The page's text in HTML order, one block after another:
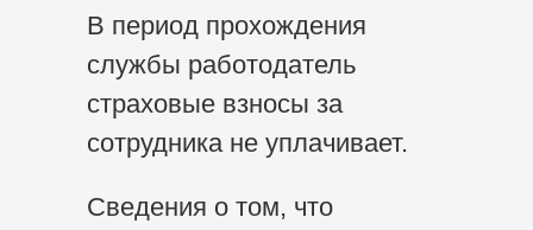
В период прохождения
службы работодатель
страховые взносы за
сотрудника не уплачивает.
Сведения о том, что